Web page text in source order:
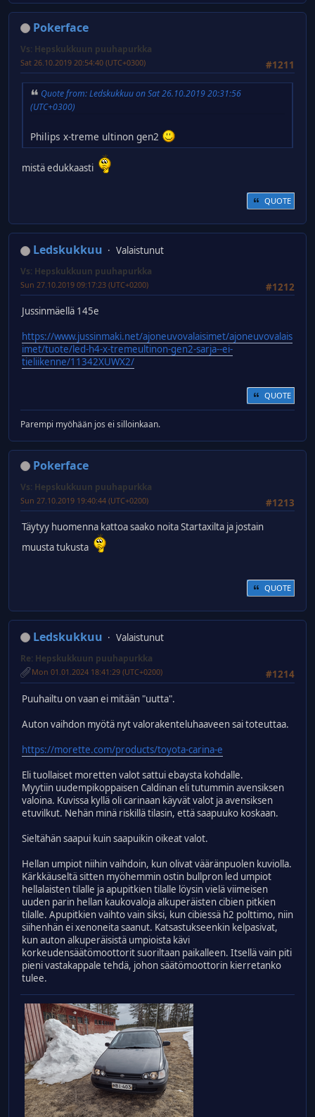
Pokerface
Vs: Hepskukkuun puuhapurkka
#1211
Sat 26.10.2019 20:54:40 (UTC+0300)
Quote from: Ledskukkuu on Sat 26.10.2019 20:31:56
(UTC+0300)
Philips x-treme ultinon gen2
mistä edukkaasti
QUOTE
Ledskukkuu Valaistunut
Vs: Hepskukkuun puuhapurkka
#1212
Sun 27.10.2019 09:17:23 (UTC+0200)
Jussinmäellä 145e
https://www.jussinmaki.net/ajoneuvovalaisimet/ajoneuvovalais
imet/tuote/led-h4-x-tremeultinon-gen2-sarja--ei-
tieliikenne/11342XUWX2/
QUOTE
Parempi myöhään jos ei silloinkaan.
Pokerface
Vs: Hepskukkuun puuhapurkka
#1213
Sun 27.10.2019 19:40:44 (UTC+0200)
Täytyy huomenna kattoa saako noita Startaxilta ja jostain
muusta tukusta
QUOTE
Ledskukkuu Valaistunut
Re: Hepskukkuun puuhapurkka
#1214
Mon 01.01.2024 18:41:29 (UTC+0200)
Puuhailtu on vaan ei mitään "uutta".
Auton vaihdon myötä nyt valorakenteluhaaveen sai toteuttaa.
https://morette.com/products/toyota-carina-e
Eli tuollaiset moretten valot sattui ebaysta kohdalle.
Myytiin uudempikoppaisen Caldinan eli tutummin avensiksen
valoina. Kuvissa kyllä oli carinaan käyvät valot ja avensiksen
etuvilkut. Nehän minä riskillä tilasin, että saapuuko koskaan.
Sieltähän saapui kuin saapuikin oikeat valot.
Hellan umpiot niihin vaihdoin, kun olivat vääränpuolen kuviolla.
Kärkkäuseltä sitten myöhemmin ostin bullpron led umpiot
hellalaisten tilalle ja apupitkien tilalle löysin vielä viimeisen
uuden parin hellan kaukovaloja alkuperäisten cibien pitkien
tilalle. Apupitkien vaihto vain siksi, kun cibiessä h2 polttimo, niin
siihenhän ei xenoneita saanut. Katsastukseenkin kelpasivat,
kun auton alkuperäisistä umpioista kävi
korkeudensäätömoottorit suoriltaan paikalleen. Itsellä vain piti
pieni vastakappale tehdä, johon säätömoottorin kierretanko
tulee.